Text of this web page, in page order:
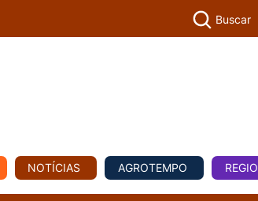
COMERCIAL AGROVIAGENS
Buscar
NOTÍCIAS AGROTEMPO